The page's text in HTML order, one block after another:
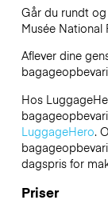
Går du rundt
Musée National
Aflever dine
Hos
LuggageHero.
dagspris for
Priser